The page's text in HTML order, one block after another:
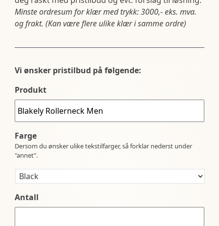
Minste ordresum for klær med trykk: 3000,- eks. mva.
og frakt. (Kan være flere ulike klær i samme ordre)
Vi ønsker pristilbud på følgende:
Produkt
Farge
Dersom du ønsker ulike tekstilfarger, så forklar nederst under
"annet".
Antall